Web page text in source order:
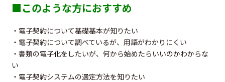
■このような方におすすめ
・電子契約について基礎基本が知りたい
・電子契約について調べているが、用語がわかりにくい
・書類の電子化をしたいが、何から始めたらいいのかわからな
い
・電子契約システムの選定方法を知りたい